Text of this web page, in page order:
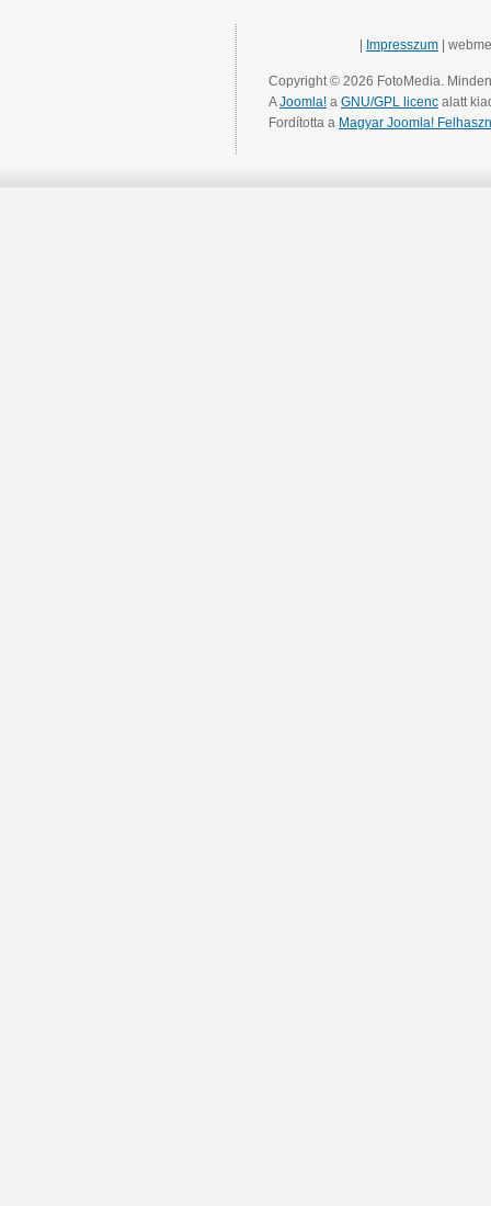
Impresszum |
Copyright © 2026 FotoMedia.
AJoomla! a GNU/GPL licenc alatt
Fordította a Magyar Joomla!